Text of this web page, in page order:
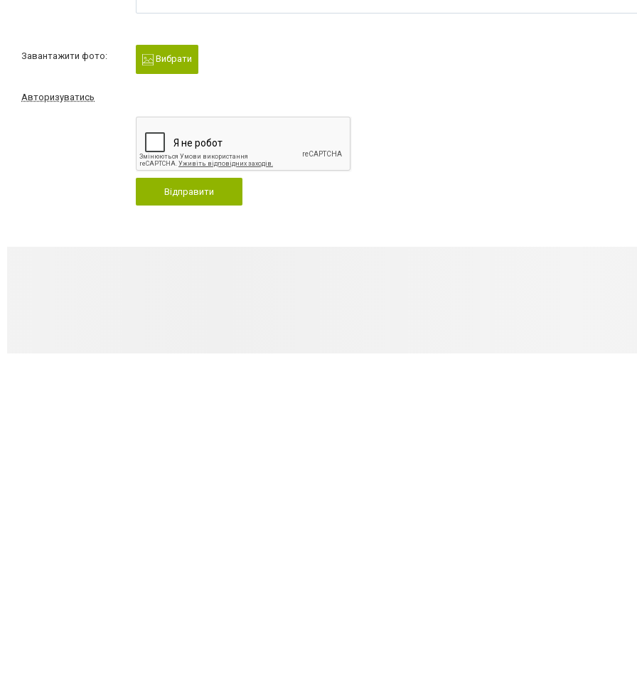
Завантажити фото: Вибрати
Авторизуватись
Відправити